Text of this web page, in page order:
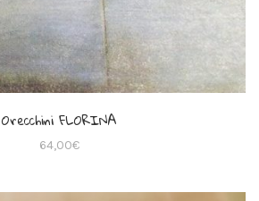
Orecchini FLORINA
64,00€